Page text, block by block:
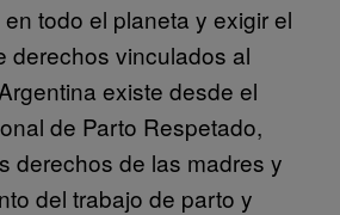
todo el planeta y exigir el
derechos vinculados al
existe desde el
de Parto Respetado,
derechos de las madres y
del trabajo de parto y